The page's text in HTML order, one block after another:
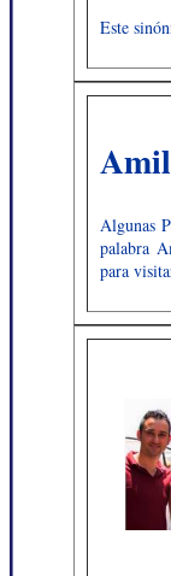
Este
Algunas
palabra
para